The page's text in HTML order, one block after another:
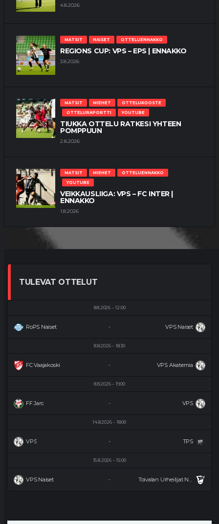
4.8.2026
MATSIT NAISET OTTELUENNAKKO
REGIONS CUP: VPS – EPS | ENNAKKO
3.8.2026
MATSIT MIEHET
OTTELUKOOSTE
OTTELURAPORTTI
YOUTUBE
TIUKKA OTTELU RATKESI YHTEEN
POMPPUUN
2.8.2026
MATSIT MIEHET
OTTELUENNAKKO
YOUTUBE
VEIKKAUSLIIGA: VPS – FC INTER |
ENNAKKO
1.8.2026
TULEVAT OTTELUT
8.8.2026 12:00
RoPS Naiset VPS Naiset
-
8.8.2026 18:30
FC Vaajakoski VPS Akatemia
-
8.8.2026 19:00
FF Jaro VPS
-
14.8.2026 18:00
VPS TPS
-
15.8.2026 15:00
VPS Naiset -